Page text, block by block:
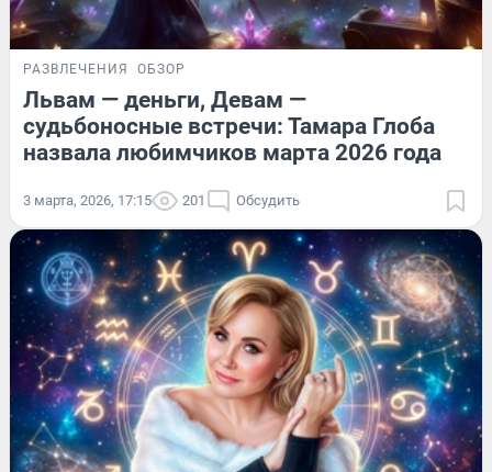
РАЗВЛЕЧЕНИЯ ОБЗОР
Львам — деньги, Девам —
судьбоносные встречи: Тамара Глоба
назвала любимчиков марта 2026 года
3 марта, 2026, 17:15 201 Обсудить